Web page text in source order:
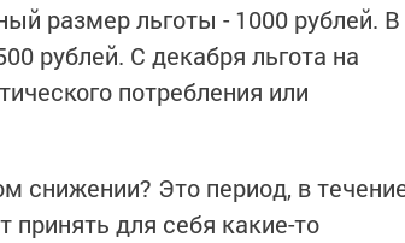
размер льготы - 1000 рублей. В
рублей. С декабря льгота на
потребления или
снижении? Это период, в
принять для себя какие-то